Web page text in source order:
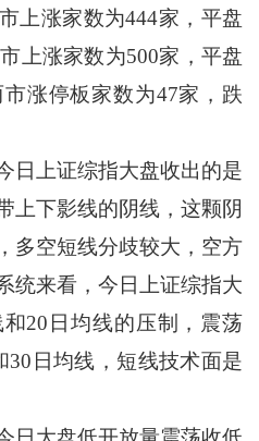
上涨家数为444家，平盘
上涨家数为500家，平盘
涨停板家数为47家，跌
上证综指大盘收出的是
上下影线的阴线，这颗阴
多空短线分歧较大，空方
统来看，今日上证综指大
20日均线的压制，震荡
30日均线，短线技术面是